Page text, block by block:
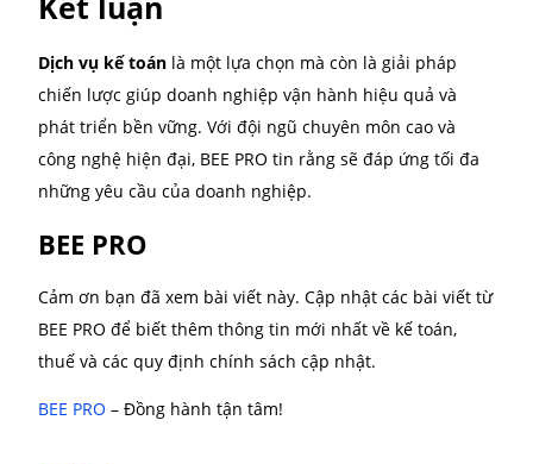
thời gian hoàn thành từng hạng mục công việc.
Báo cáo định kỳ:
Cung cấp báo cáo chi tiết và
bạch về tiến độ cũng như kết quả công việc.
Cam kết chất lượng:Quy trình được kiểm soát
chẽ để đảm bảo độ chính xác và đúng hạn.
Chi phí hợp lý
BEE PRO hiểu rằng mỗi doanh nghiệp đều có ngân
khác nhau. Vì vậy dịch vụ được thiết kế linh hoạt để
hợp với mọi quy mô. Tổng chi phí trọn gói chỉ từ